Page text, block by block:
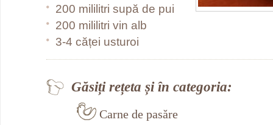
200 mililitri supă de pui
200 mililitri vin alb
3-4 căței usturoi
Găsiți rețeta și în categoria:
Carne de pasăre